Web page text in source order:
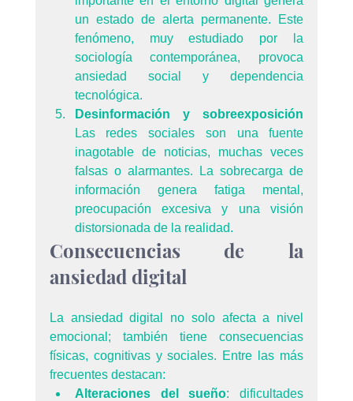
un estado de alerta permanente. Este
fenómeno, muy estudiado por la
sociología contemporánea, provoca
ansiedad social y dependencia
tecnológica.
Las redes sociales son una fuente
inagotable de noticias, muchas veces
falsas o alarmantes. La sobrecarga de
información genera fatiga mental,
preocupación excesiva y una visión
distorsionada de la realidad.
Consecuencias de la
ansiedad digital
La ansiedad digital no solo afecta a nivel
emocional; también tiene consecuencias
físicas, cognitivas y sociales. Entre las más
frecuentes destacan:
Alteraciones del sueño: dificultades